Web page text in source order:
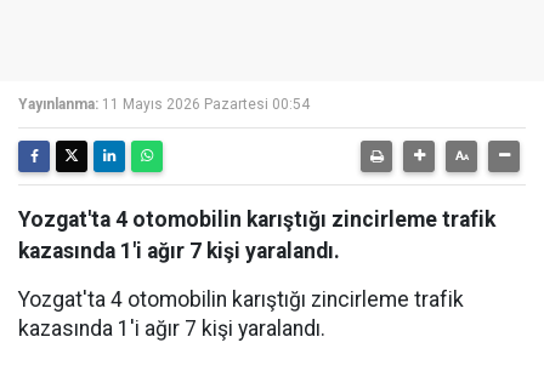
Yayınlanma: 11 Mayıs 2026 Pazartesi 00:54
Yozgat'ta 4 otomobilin karıştığı zincirleme trafik
kazasında 1'i ağır 7 kişi yaralandı.
Yozgat'ta 4 otomobilin karıştığı zincirleme trafik
kazasında 1'i ağır 7 kişi yaralandı.